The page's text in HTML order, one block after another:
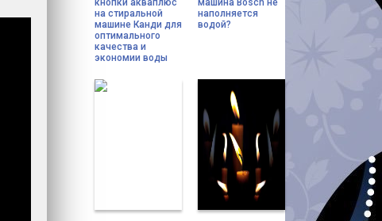
кнопки акваплюс
на стиральной
машине Канди для
оптимального
качества и
экономии воды
машина Bosch не
наполняется
водой?